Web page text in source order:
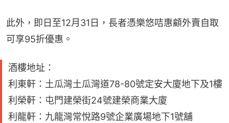
此外，即日至12月31日，長者憑樂悠咭惠顧外賣自取
可享95折優惠。
酒樓地址：
利東軒：土瓜灣土瓜灣道78-80號定安大廈地下及1樓
利榮軒：屯門建榮街24號建榮商業大廈
利龍軒：九龍灣常悅路9號企業廣場地下1號舖